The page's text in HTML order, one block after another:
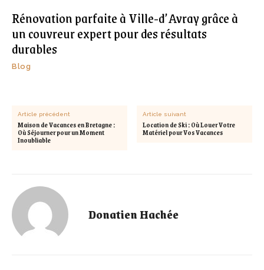
Rénovation parfaite à Ville-d’Avray grâce à
un couvreur expert pour des résultats
durables
Blog
Article précédent
Maison de Vacances en Bretagne :
Où Séjourner pour un Moment
Inoubliable
Article suivant
Location de Ski : Où Louer Votre
Matériel pour Vos Vacances
Donatien Hachée